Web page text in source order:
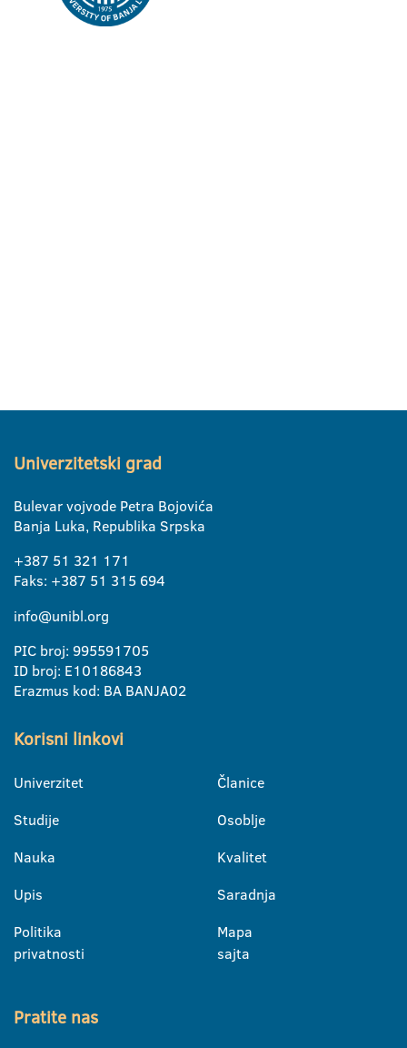
Univerzitetski grad
Bulevar vojvode Petra Bojovića
Banja Luka, Republika Srpska
+387 51 321 171
Faks: +387 51 315 694
info@unibl.org
PIC broj: 995591705
ID broj: E10186843
Erazmus kod: BA BANJA02
Korisni linkovi
Univerzitet
Studije
Nauka
Upis
Politika
privatnosti
Članice
Osoblje
Kvalitet
Saradnja
Mapa
sajta
Pratite nas